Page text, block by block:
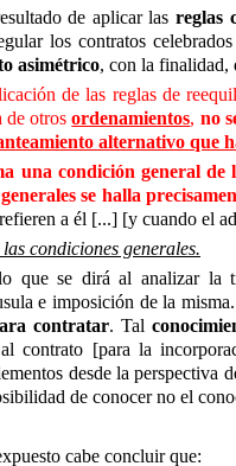
de aplicar lasreglas
los contratos
asimétrico, con la
de las reglas de
de otrosordenamientos, no
alternativo que
una condición general
se halla
a él [...] [y cuando el
condiciones generales.
que se dirá al analizar la
e imposición de la
contratar. Tal
al contrato [para la
desde la
de conocer no el
cabe concluir que: